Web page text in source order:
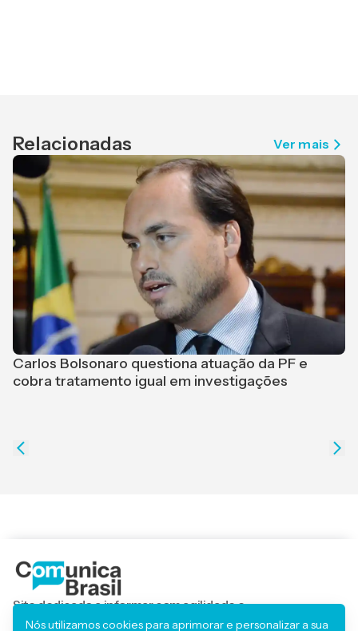
Relacionadas Ver mais
Carlos Bolsonaro questiona atuação da PF e
cobra tratamento igual em investigações
Site dedicado a informar com agilidade e
responsabilidade, trazendo os principais acontecimentos
Nós utilizamos cookies para aprimorar e personalizar a sua